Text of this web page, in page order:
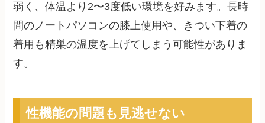
弱く、体温より2〜3度低い環境を好みます。長時
間のノートパソコンの膝上使用や、きつい下着の
着用も精巣の温度を上げてしまう可能性がありま
す。
性機能の問題も見逃せない